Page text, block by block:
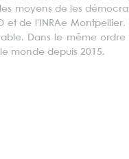
moyens de les
et de l' INRAe Montpellier.
Dans le même
monde depuis 2015.